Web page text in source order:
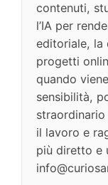
contenuti,
l’IA per
editoriale, la
progetti
quando
sensibilità,
il lavoro e
più diretto e